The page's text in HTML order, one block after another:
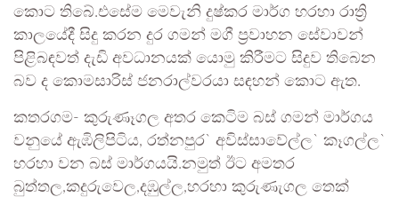
කොට තිබේ.එසේම මෙවැනි දුෂ්කර මාර්ග හරහා රාත්‍රි
කාලයේදී සිදු කරන දුර ගමන් මගී ප්‍රවාහන සේවාවන්
පිළිබඳවත් දැඩි අවධානයක් යොමු කිරීමට සිදුව තිබෙන
බව ද කොමසාරිස් ජනරාල්වරයා සඳහන් කොට ඇත.
කතරගම- කුරුණෑගල අතර කෙටිම බස් ගමන් මාර්ගය
වනුයේ ඇඹිලිපිටිය, රත්නපුර` අවිස්සාවේල්ල` කෑගල්ල`
හරහා වන බස් මාර්ගයයි.නමුත් ඊට අමතර
බුත්තල,කදුරුවෙල,දඹුල්ල,හරහා කුරුණැගල තෙක්